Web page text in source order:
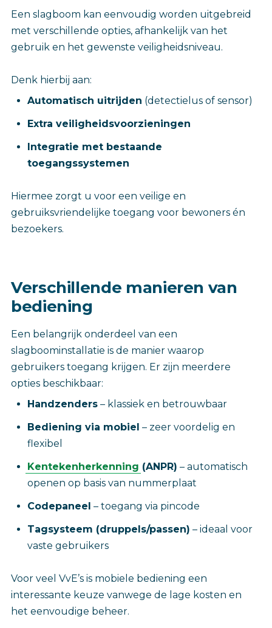
Een slagboom kan eenvoudig worden uitgebreid
met verschillende opties, afhankelijk van het
gebruik en het gewenste veiligheidsniveau.
Denk hierbij aan:
Automatisch uitrijden (detectielus of sensor)
Extra veiligheidsvoorzieningen
Integratie met bestaande
toegangssystemen
Hiermee zorgt u voor een veilige en
gebruiksvriendelijke toegang voor bewoners én
bezoekers.
Verschillende manieren van
bediening
Een belangrijk onderdeel van een
slagboominstallatie is de manier waarop
gebruikers toegang krijgen. Er zijn meerdere
opties beschikbaar:
Handzenders – klassiek en betrouwbaar
Bediening via mobiel – zeer voordelig en
flexibel
Kentekenherkenning (ANPR) – automatisch
openen op basis van nummerplaat
Codepaneel – toegang via pincode
Tagsysteem (druppels/passen) – ideaal voor
vaste gebruikers
Voor veel VvE’s is mobiele bediening een
interessante keuze vanwege de lage kosten en
het eenvoudige beheer.